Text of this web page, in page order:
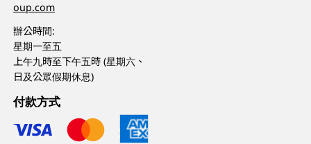
oup.com
辦公時間:
星期一至五
上午九時至下午五時 (星期六、
日及公眾假期休息)
付款方式